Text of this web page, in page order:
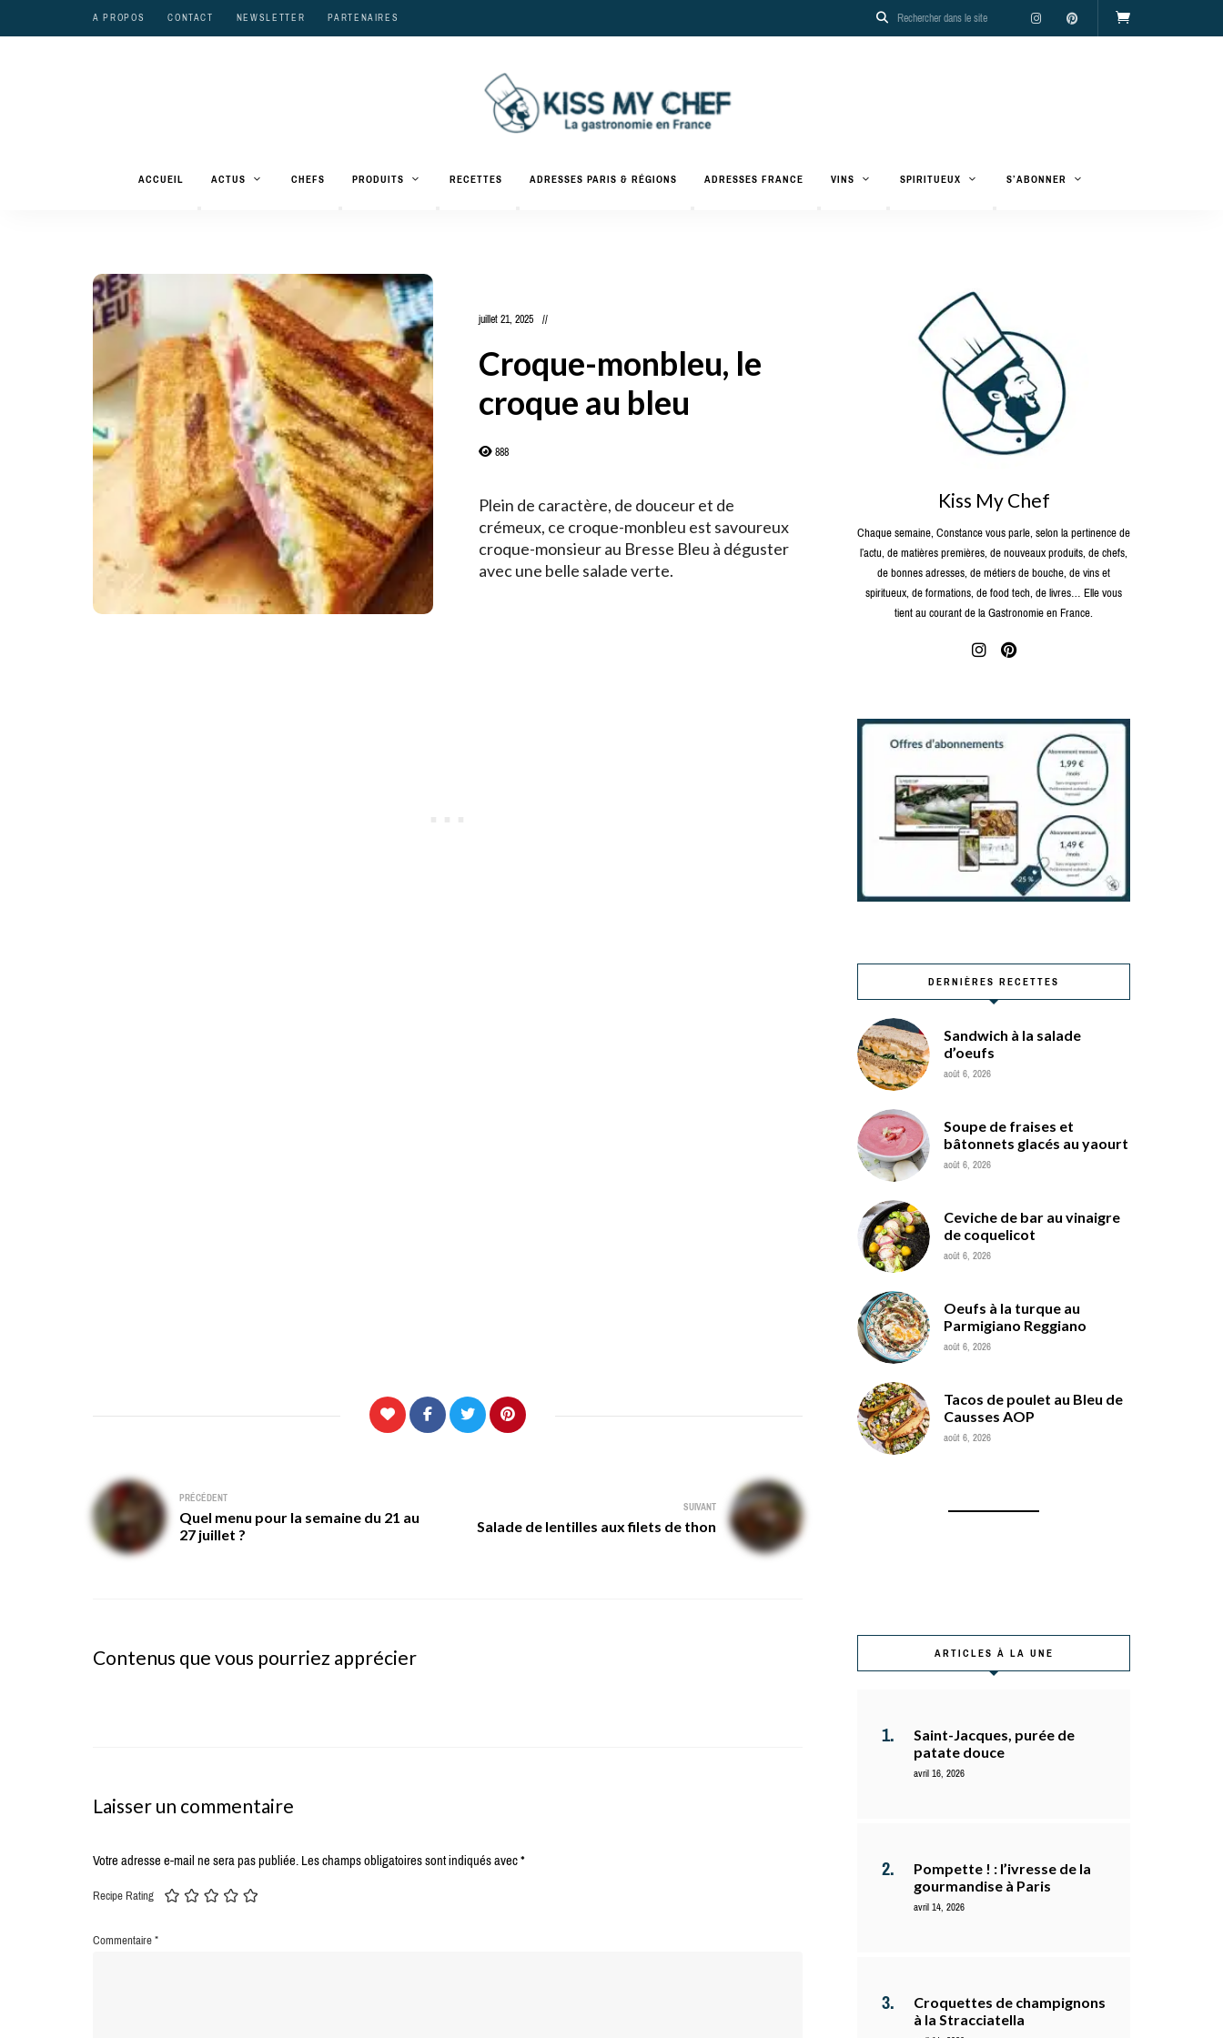
A PROPOS CONTACT NEWSLETTER PARTENAIRES
Kiss
gastronomiques
et
ACCUEIL ACTUS CHEFS PRODUITS RECETTES ADRESSES PARIS & RÉGIONS ADRESSES FRANCE VINS SPIRITUEUX S’ABONNER
juillet 21, 2025
Croque-monbleu, le
croque au bleu
888
Plein de caractère, de douceur et de
crémeux, ce croque-monbleu est savoureux
croque-monsieur au Bresse Bleu à déguster
avec une belle salade verte.
Navigation
de
l’article
PRÉCÉDENT
Quel menu pour la semaine du 21 au
27 juillet ?
SUIVANT
Salade de lentilles aux filets de thon
Contenus que vous pourriez apprécier
Laisser un commentaire
Votre adresse e-mail ne sera pas publiée.Les champs obligatoires sont indiqués avec*
Recipe Rating
Commentaire*
Kiss My Chef
Chaque semaine, Constance vous parle, selon la pertinence de
l’actu, de matières premières, de nouveaux produits, de chefs,
de bonnes adresses, de métiers de bouche, de vins et
spiritueux, de formations, de food tech, de livres… Elle vous
tient au courant de la Gastronomie en France.
DERNIÈRES RECETTES
Sandwich à la salade
d’oeufs
août 6, 2026
Soupe de fraises et
bâtonnets glacés au yaourt
août 6, 2026
Ceviche de bar au vinaigre
de coquelicot
août 6, 2026
Oeufs à la turque au
Parmigiano Reggiano
août 6, 2026
Tacos de poulet au Bleu de
Causses AOP
août 6, 2026
ARTICLES À LA UNE
Saint-Jacques, purée de
patate douce
avril 16, 2026
Pompette ! : l’ivresse de la
gourmandise à Paris
avril 14, 2026
Croquettes de champignons
à la Stracciatella